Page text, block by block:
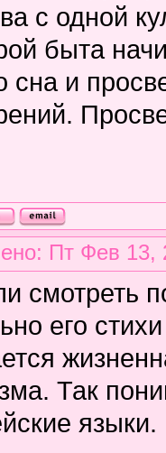
с одной
быта
сна и
Пт Фев 13,
смотреть
его
Так
языки.